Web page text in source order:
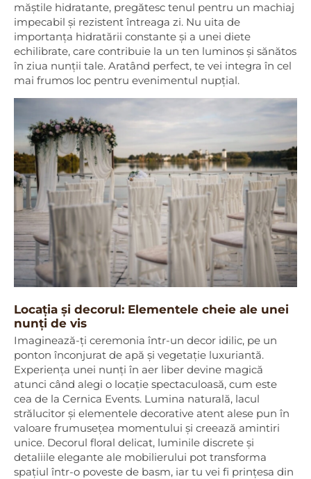
măștile hidratante, pregătesc tenul pentru un machiaj
impecabil și rezistent întreaga zi. Nu uita de
importanța hidratării constante și a unei diete
echilibrate, care contribuie la un ten luminos și sănătos
în ziua nunții tale. Aratând perfect, te vei integra în cel
mai frumos loc pentru evenimentul nupțial.
Locația și decorul: Elementele cheie ale unei
nunți de vis
Imaginează-ți ceremonia într-un decor idilic, pe un
ponton înconjurat de apă și vegetație luxuriantă.
Experiența unei nunți în aer liber devine magică
atunci când alegi o locație spectaculoasă, cum este
cea de la Cernica Events. Lumina naturală, lacul
strălucitor și elementele decorative atent alese pun în
valoare frumusețea momentului și creează amintiri
unice. Decorul floral delicat, luminile discrete și
detaliile elegante ale mobilierului pot transforma
spațiul într-o poveste de basm, iar tu vei fi prințesa din